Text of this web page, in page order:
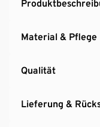
Material & Pflege
Qualität
Lieferung &